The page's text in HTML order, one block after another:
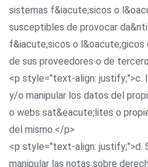
sistemas f&iacute;sicos o
susceptibles de provocar
f&iacute;sicos o l&oacute;gicos
de sus proveedores o de
<p style="text-align: justify;">c.
y/o manipular los datos del
o webs sat&eacute;lites o
del mismo.</p>
<p style="text-align: justify;">d.
manipular las notas sobre